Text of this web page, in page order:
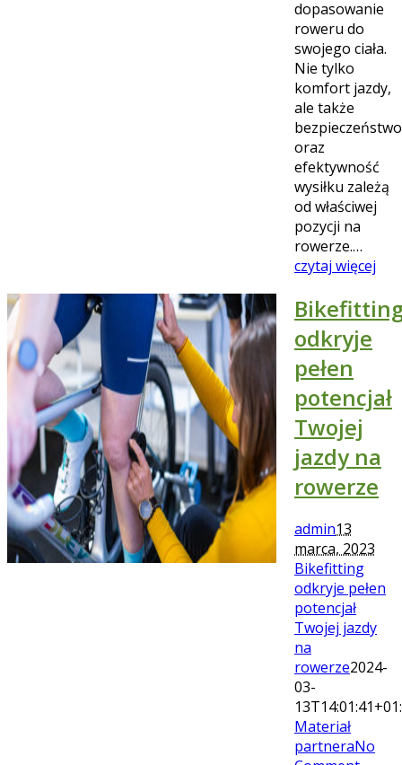
dopasowanie
roweru do
swojego ciała.
Nie tylko
komfort jazdy,
ale także
bezpieczeństwo
oraz
efektywność
wysiłku zależą
od właściwej
pozycji na
rowerze.…
czytaj więcej
odkryje
pełen
potencjał
Twojej
jazdy na
rowerze
admin13
marca, 2023
Bikefitting
odkryje pełen
potencjał
Twojej jazdy
na
rowerze2024-
03-
Materiał
partneraNo